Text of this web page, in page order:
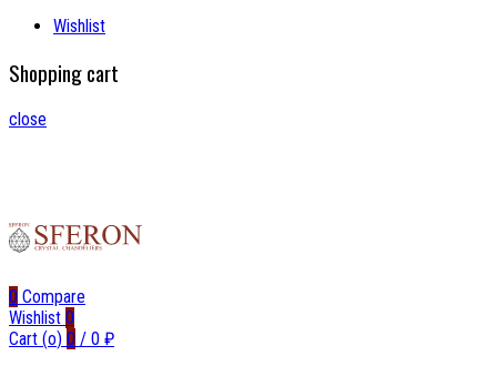
Wishlist
Shopping cart
close
0 Compare
Wishlist 0
Cart (o) 0 / 0 ₽